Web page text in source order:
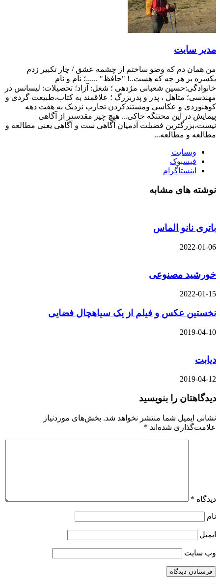
سایت
دم که وضو ساختم از چشمه عشق / چار تکبیر زدم
بر هر چه که هست..! "حافظ" ......؛ نام و نام
شعبانی مژدهی ؛ شغل: آزاد؛ تحصیلات: لیسانس در
متاهل ، پدر و پدربزرگ ؛ علاقمند به کتاب،طبیعت گردی و
و عکاسی ومستندکردن تجارب نزدیک به هفت دهه
در این محنتگه خاکی... هیچ چیز مقدستر از آگاهی
فضیلت آدمیان آگاهی ست و آگاهی یعنی مطالعه و
و مطالعه...
وبسایت
فیسبوک
اینستاگرام
های مشابه
نانو الماس
2022-
مصنوعی
2022-
عکس و فیلم از یک سیاهچال فضایی
2019-
2019-
را بنویسید
ایمیل شما منتشر نخواهد شد. بخش‌های موردنیاز
شده‌اند*
*